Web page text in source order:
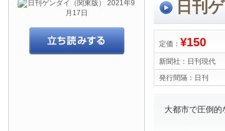
日刊
定価： ¥150
新聞社： 日刊現代
発行間隔： 日刊
大都市で圧倒